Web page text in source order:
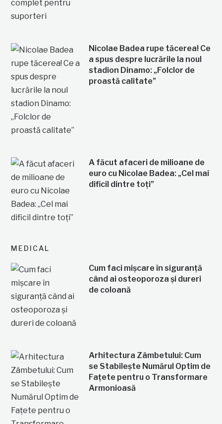
Nicolae Badea rupe tăcerea! Ce
a spus despre lucrările la noul
stadion Dinamo: „Folclor de
proastă calitate”
A făcut afaceri de milioane de
euro cu Nicolae Badea: „Cel mai
dificil dintre toți”
MEDICAL
Cum faci mișcare în siguranță
când ai osteoporoza și dureri
de coloană
Arhitectura Zâmbetului: Cum
se Stabilește Numărul Optim de
Fațete pentru o Transformare
Armonioasă